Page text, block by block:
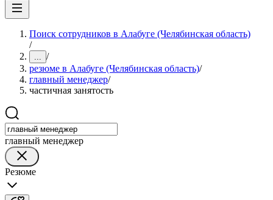
Поиск сотрудников в Алабуге (Челябинская область)
/
... /
резюме в Алабуге (Челябинская область)/
главный менеджер/
частичная занятость
главный менеджер
Резюме